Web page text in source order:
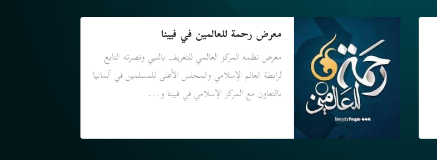
معرض رحمة للعالمين في فيينا
معرض نظمه المركز العالمي للتعريف بالنبي ونصرته التابع
لرابطة العالم الإسلامي والمجلس الأعلى للمسلمين في ألمانيا
بالتعاون مع المركز الإسلامي في فيينا و...